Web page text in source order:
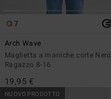
7
Arch Wave
Maglietta a maniche corte Nero
Ragazzo 8-16
19,95 €
NUOVO PRODOTTO